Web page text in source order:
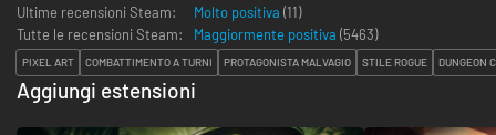
Ultime recensioni Steam:
Molto positiva (11)
Tutte le recensioni Steam:
Maggiormente positiva (5463)
PIXEL ART COMBATTIMENTO A TURNI PROTAGONISTA MALVAGIO STILE ROGUE DUNGEON
Aggiungi estensioni